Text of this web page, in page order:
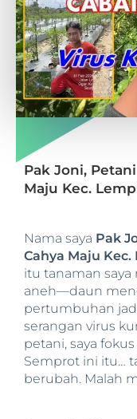
Pak Joni,
Maju Kec.
Nama saya Pak
Cahya Maju
itu tanaman
aneh—daun
pertumbuhan
serangan virus
petani, saya
Semprot ini itu…
berubah. Malah